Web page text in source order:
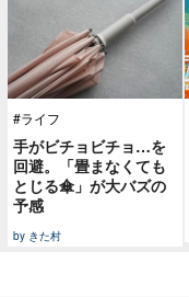
#ライフ
手がビチョビチョ…を
回避。「畳まなくても
とじる傘」が大バズの
予感
by きた村